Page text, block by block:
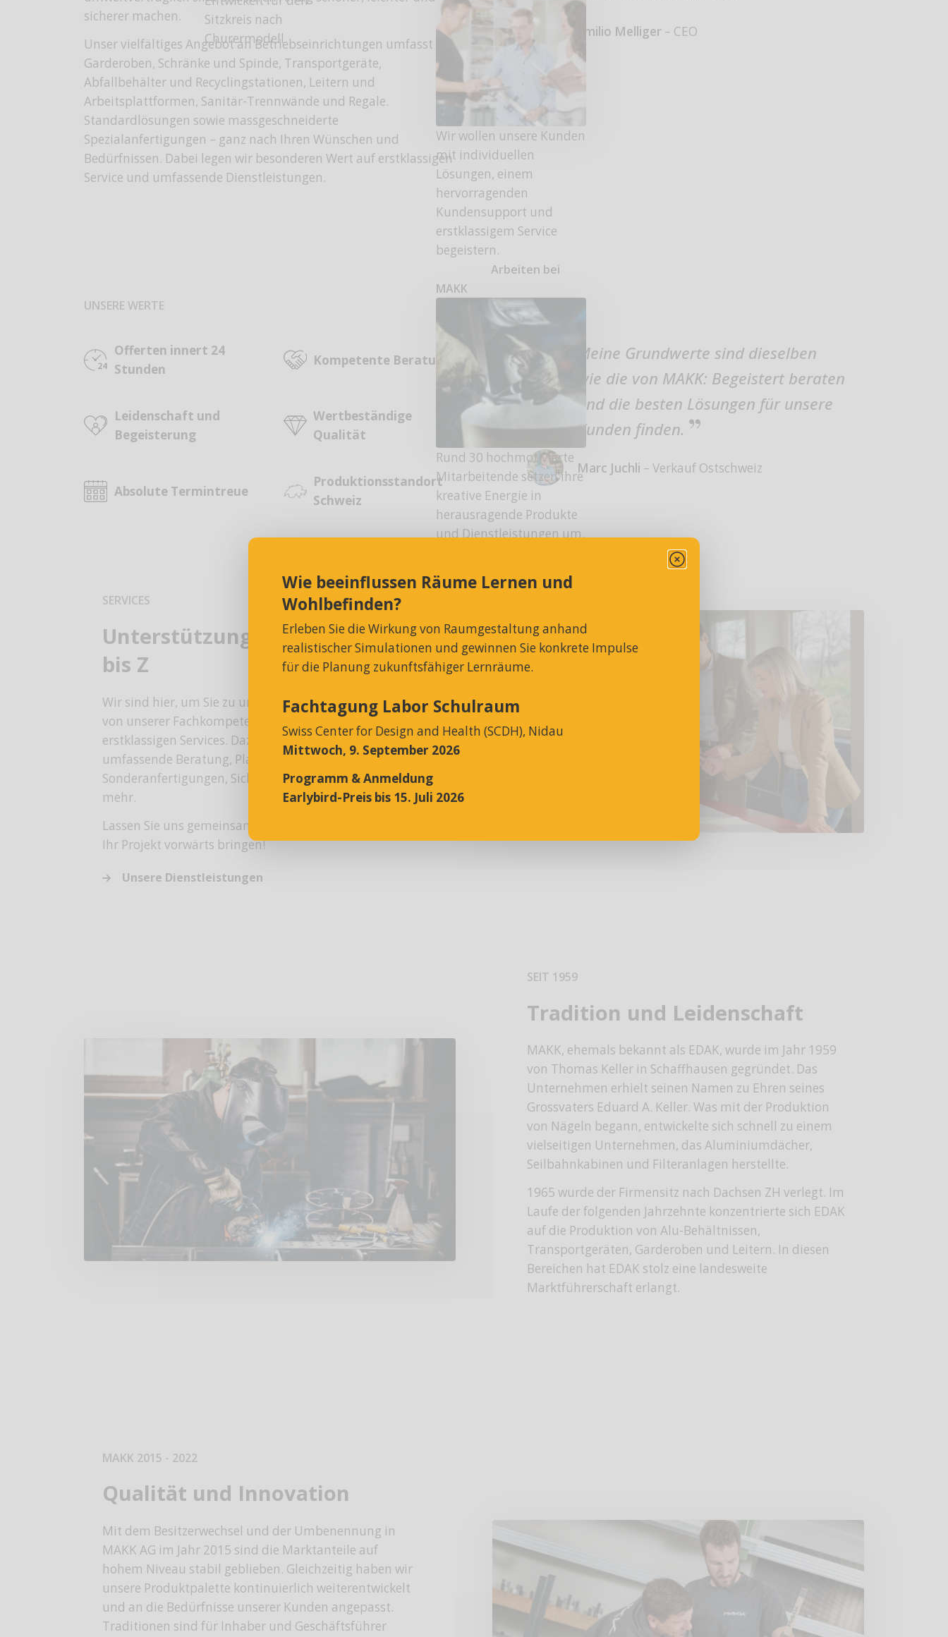
Sitzkreis nach
Churermodell
Wir wollen unsere Kunden
mit individuellen
Lösungen, einem
hervorragenden
Kundensupport und
erstklassigem Service
begeistern.
Arbeiten bei
MAKK
Rund 30 hochmotivierte
Mitarbeitende setzen ihre
kreative Energie in
herausragende Produkte
und Dienstleistungen um.
Sie bald dazu?
sicherer machen.
Unser vielfältiges Angebot an Betriebseinrichtungen umfasst
Garderoben, Schränke und Spinde, Transportgeräte,
Abfallbehälter und Recyclingstationen, Leitern und
Arbeitsplattformen, Sanitär-Trennwände und Regale.
Standardlösungen sowie massgeschneiderte
Spezialanfertigungen – ganz nach Ihren Wünschen und
Bedürfnissen. Dabei legen wir besonderen Wert auf erstklassigen
Service und umfassende Dienstleistungen.
Emilio Melliger – CEO
UNSERE WERTE
Offerten innert 24
Stunden
Kompetente Beratung
Leidenschaft und
Begeisterung
Wertbeständige
Qualität
Absolute Termintreue
Produktionsstandort
Schweiz
Meine Grundwerte sind dieselben
wie die von MAKK: Begeistert beraten
und die besten Lösungen für unsere
Kunden finden.
Marc Juchli – Verkauf Ostschweiz
SERVICES
Unterstützung für Sie, von A
bis Z
Wir sind hier, um Sie zu unterstützen: Profitieren Sie
von unserer Fachkompetenz sowie unseren
erstklassigen Services. Dazu gehören zum Beispiel
umfassende Beratung, Planungshilfen, Mass- und
Sonderanfertigungen, Sicherheitsseminare und vieles
mehr.
Lassen Sie uns gemeinsam Ihre Ideen verwirklichen und
Ihr Projekt vorwärts bringen!
Unsere Dienstleistungen
SEIT 1959
Tradition und Leidenschaft
MAKK, ehemals bekannt als EDAK, wurde im Jahr 1959
von Thomas Keller in Schaffhausen gegründet. Das
Unternehmen erhielt seinen Namen zu Ehren seines
Grossvaters Eduard A. Keller. Was mit der Produktion
von Nägeln begann, entwickelte sich schnell zu einem
vielseitigen Unternehmen, das Aluminiumdächer,
Seilbahnkabinen und Filteranlagen herstellte.
1965 wurde der Firmensitz nach Dachsen ZH verlegt. Im
Laufe der folgenden Jahrzehnte konzentrierte sich EDAK
auf die Produktion von Alu-Behältnissen,
Transportgeräten, Garderoben und Leitern. In diesen
Bereichen hat EDAK stolz eine landesweite
Marktführerschaft erlangt.
MAKK 2015 - 2022
Qualität und Innovation
Mit dem Besitzerwechsel und der Umbenennung in
MAKK AG im Jahr 2015 sind die Marktanteile auf
hohem Niveau stabil geblieben. Gleichzeitig haben wir
unsere Produktpalette kontinuierlich weiterentwickelt
und an die Bedürfnisse unserer Kunden angepasst.
Traditionen sind für Inhaber und Geschäftsführer
Wie beeinflussen Räume Lernen und
Wohlbefinden?
Erleben Sie die Wirkung von Raumgestaltung anhand
realistischer Simulationen und gewinnen Sie konkrete Impulse
für die Planung zukunftsfähiger Lernräume.
Fachtagung Labor Schulraum
Swiss Center for Design and Health (SCDH), Nidau
Mittwoch, 9. September 2026
Programm & Anmeldung
Earlybird-Preis bis 15. Juli 2026